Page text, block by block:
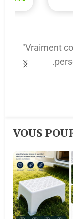
"Vraiment
VOUS